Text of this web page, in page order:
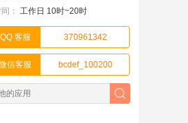
： 工作日 10时~20时
QQ 客服 370961342
信客服 bcdef_100200